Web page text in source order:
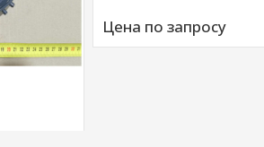
Цена по запросу